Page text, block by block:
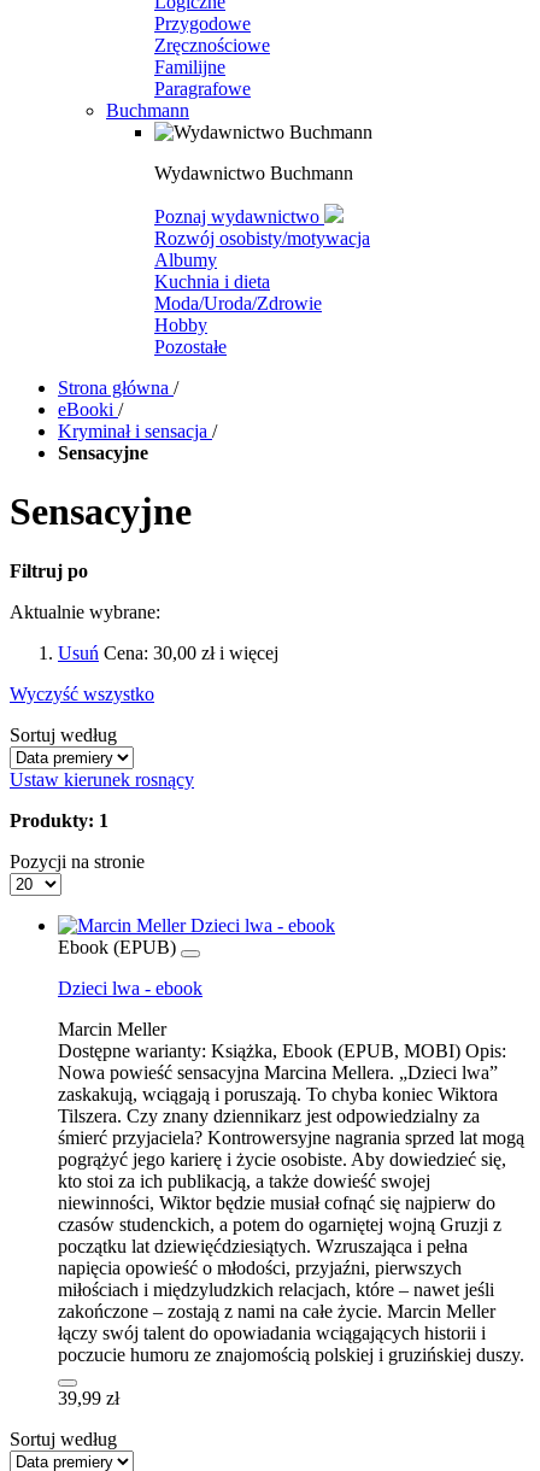
Przygodowe
Zręcznościowe
Familijne
Paragrafowe
Buchmann
Wydawnictwo Buchmann
Poznaj wydawnictwo
Rozwój osobisty/motywacja
Albumy
Kuchnia i dieta
Moda/Uroda/Zdrowie
Hobby
Pozostałe
Strona główna /
eBooki /
Kryminał i sensacja /
Sensacyjne
Sensacyjne
Filtruj po
Aktualnie wybrane:
Usuń Cena: 30,00 zł i więcej
Wyczyść wszystko
Sortuj według
Ustaw kierunek rosnący
Produkty: 1
Pozycji na stronie
Ebook (EPUB)
Dzieci lwa - ebook
Marcin Meller
Dostępne warianty: Książka, Ebook (EPUB, MOBI) Opis:
Nowa powieść sensacyjna Marcina Mellera. „Dzieci lwa”
zaskakują, wciągają i poruszają. To chyba koniec Wiktora
Tilszera. Czy znany dziennikarz jest odpowiedzialny za
śmierć przyjaciela? Kontrowersyjne nagrania sprzed lat mogą
pogrążyć jego karierę i życie osobiste. Aby dowiedzieć się,
kto stoi za ich publikacją, a także dowieść swojej
niewinności, Wiktor będzie musiał cofnąć się najpierw do
czasów studenckich, a potem do ogarniętej wojną Gruzji z
początku lat dziewięćdziesiątych. Wzruszająca i pełna
napięcia opowieść o młodości, przyjaźni, pierwszych
miłościach i międzyludzkich relacjach, które – nawet jeśli
zakończone – zostają z nami na całe życie. Marcin Meller
łączy swój talent do opowiadania wciągających historii i
poczucie humoru ze znajomością polskiej i gruzińskiej duszy.
39,99 zł
Sortuj według